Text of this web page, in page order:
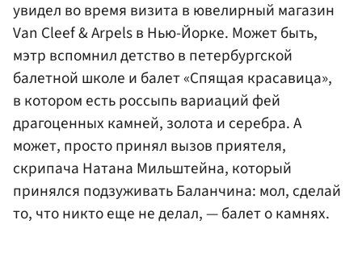
увидел во время визита в ювелирный магазин
Van Cleef & Arpels в Нью-Йорке. Может быть,
мэтр вспомнил детство в петербургской
балетной школе и балет «Спящая красавица»,
в котором есть россыпь вариаций фей
драгоценных камней, золота и серебра. А
может, просто принял вызов приятеля,
скрипача Натана Мильштейна, который
принялся подзуживать Баланчина: мол, сделай
то, что никто еще не делал, — балет о камнях.